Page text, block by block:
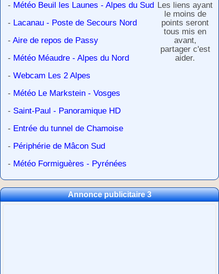
- Météo Beuil les Launes - Alpes du Sud
- Lacanau - Poste de Secours Nord
- Aire de repos de Passy
- Météo Méaudre - Alpes du Nord
- Webcam Les 2 Alpes
- Météo Le Markstein - Vosges
- Saint-Paul - Panoramique HD
- Entrée du tunnel de Chamoise
- Périphérie de Mâcon Sud
- Météo Formiguères - Pyrénées
Les liens ayant
le moins de
points seront
tous mis en
avant,
partager c'est
aider.
Annonce publicitaire 3